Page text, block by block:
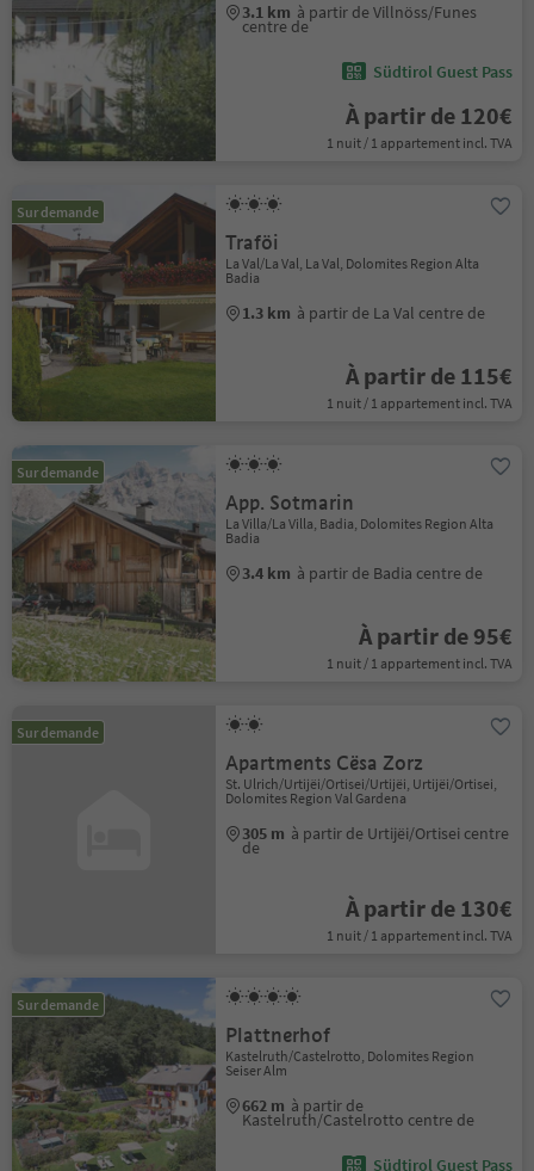
3.1 km à partir de Villnöss/Funes
centre de
Südtirol Guest Pass
À partir de 120€
1 nuit / 1 appartement incl. TVA
Sur demande
Traföi
La Val/La Val, La Val, Dolomites Region Alta
Badia
1.3 km à partir de La Val centre de
À partir de 115€
1 nuit / 1 appartement incl. TVA
Sur demande
App. Sotmarin
La Villa/La Villa, Badia, Dolomites Region Alta
Badia
3.4 km à partir de Badia centre de
À partir de 95€
1 nuit / 1 appartement incl. TVA
Sur demande
Apartments Cësa Zorz
St. Ulrich/Urtijëi/Ortisei/Urtijëi, Urtijëi/Ortisei,
Dolomites Region Val Gardena
305 m à partir de Urtijëi/Ortisei centre
de
À partir de 130€
1 nuit / 1 appartement incl. TVA
Sur demande
Plattnerhof
Kastelruth/Castelrotto, Dolomites Region
Seiser Alm
662 m à partir de
Kastelruth/Castelrotto centre de
Südtirol Guest Pass